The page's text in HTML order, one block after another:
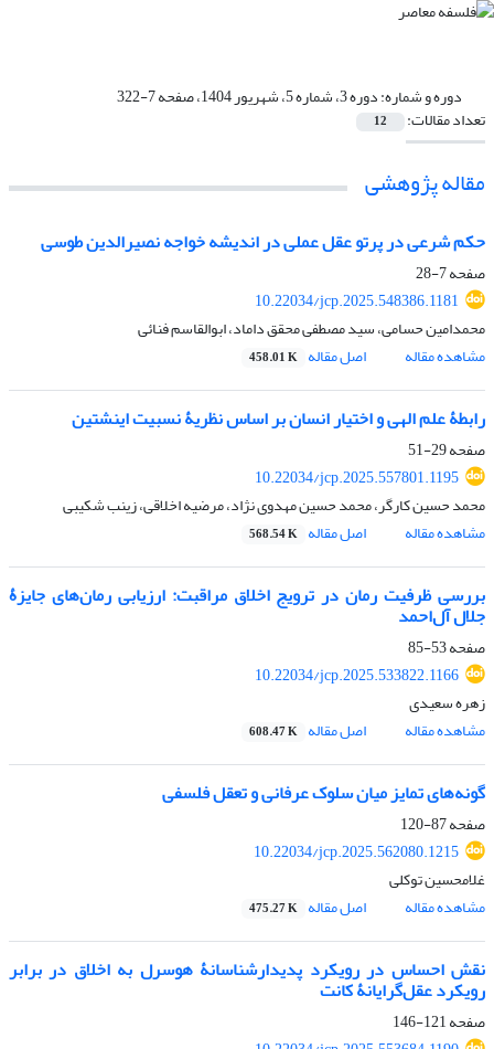
دوره و شماره:دوره 3، شماره 5، شهریور 1404، صفحه 7-322
تعداد مقالات: 12
مقاله پژوهشی
حکم شرعی در پرتو عقل عملی در اندیشه خواجه نصیرالدین طوسی
صفحه7-28
10.22034/jcp.2025.548386.1181
محمدامین حسامی، سید مصطفی محقق داماد، ابوالقاسم فنائی
مشاهده مقاله
اصل مقاله 458.01 K
رابطۀ علم الهی و اختیار انسان بر اساس نظریۀ نسبیت اینشتین
صفحه29-51
10.22034/jcp.2025.557801.1195
محمد حسین کارگر، محمد حسین مهدوی نژاد، مرضیه اخلاقی، زینب شکیبی
مشاهده مقاله
اصل مقاله 568.54 K
بررسی ظرفیت رمان در ترویج اخلاق مراقبت: ارزیابی رمان‌های جایزۀ
جلال آل‌احمد
صفحه53-85
10.22034/jcp.2025.533822.1166
زهره سعیدی
مشاهده مقاله
اصل مقاله 608.47 K
گونه‌های تمایز میان سلوک عرفانی و تعقل فلسفی
صفحه87-120
10.22034/jcp.2025.562080.1215
غلامحسین توکلی
مشاهده مقاله
اصل مقاله 475.27 K
نقش احساس در رویکرد پدیدارشناسانۀ هوسرل به اخلاق در برابر
رویکرد عقل‌گرایانۀ کانت
صفحه121-146